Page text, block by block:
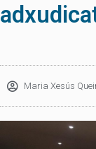
Maria Xesús